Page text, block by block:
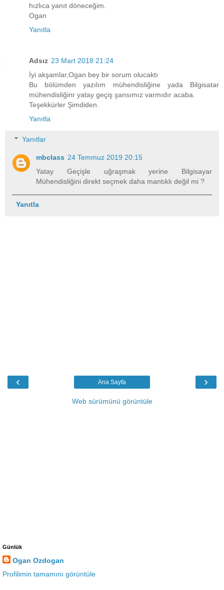
hızlıca yanıt döneceğim.
Ogan
Yanıtla
Adsız 23 Mart 2018 21:24
İyi akşamlar,Ogan bey bir sorum olucaktı
Bu bölümden yazılım mühendisliğine yada Bilgisatar
mühendisliğinr yatay geçiş şansımız varmıdır acaba.
Teşekkürler Şimdiden.
Yanıtla
Yanıtlar
mbclass 24 Temmuz 2019 20:15
Yatay Geçişle uğraşmak yerine Bilgisayar
Mühendisliğini direkt seçmek daha mantıklı değil mi ?
Yanıtla
‹ ›
Ana Sayfa
Web sürümünü görüntüle
Günlük
Ogan Ozdogan
Profilimin tamamını görüntüle